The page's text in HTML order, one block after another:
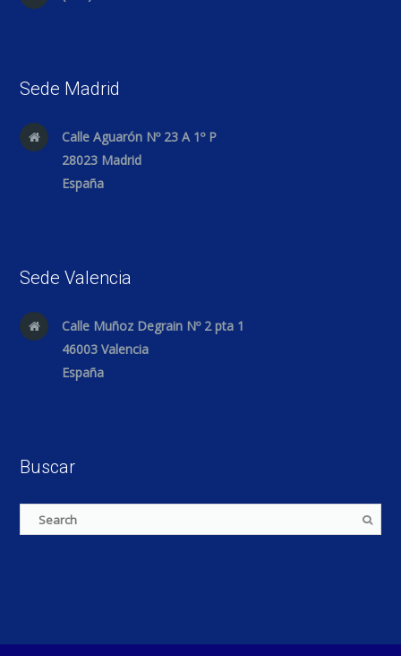
Sede Madrid
Calle Aguarón Nº 23 A 1º P
28023 Madrid
España
Sede Valencia
Calle Muñoz Degrain Nº 2 pta 1
46003 Valencia
España
Buscar